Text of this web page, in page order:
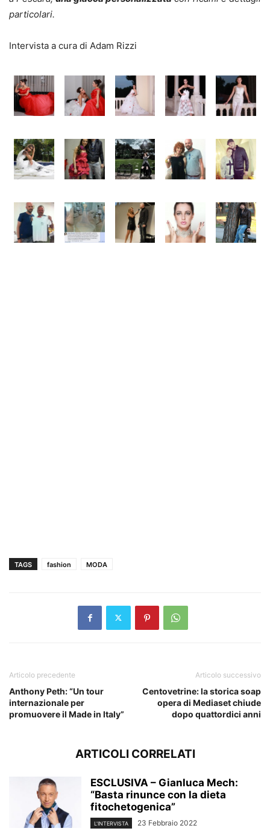
particolari.
Intervista a cura di Adam Rizzi
TAGS fashion MODA
Articolo precedente
Anthony Peth: “Un tour
internazionale per
promuovere il Made in Italy”
Articolo successivo
Centovetrine: la storica soap
opera di Mediaset chiude
dopo quattordici anni
ARTICOLI CORRELATI
ESCLUSIVA – Gianluca Mech:
“Basta rinunce con la dieta
fitochetogenica”
L'INTERVISTA 23 Febbraio 2022